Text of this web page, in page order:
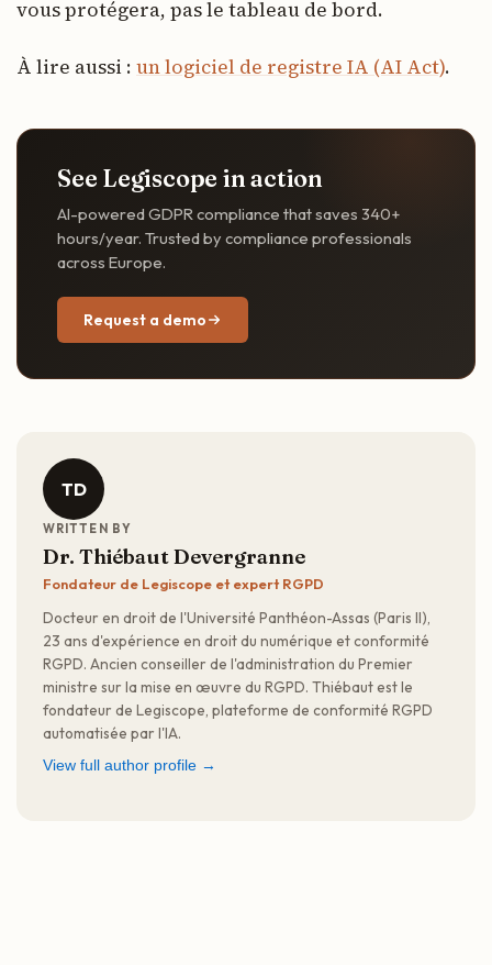
vous protégera, pas le tableau de bord.
À lire aussi : un logiciel de registre IA (AI Act).
See Legiscope in action
AI-powered GDPR compliance that saves 340+
hours/year. Trusted by compliance professionals
across Europe.
Request a demo
TD
WRITTEN BY
Dr. Thiébaut Devergranne
Fondateur de Legiscope et expert RGPD
Docteur en droit de l'Université Panthéon-Assas (Paris II),
23 ans d'expérience en droit du numérique et conformité
RGPD. Ancien conseiller de l'administration du Premier
ministre sur la mise en œuvre du RGPD. Thiébaut est le
fondateur de Legiscope, plateforme de conformité RGPD
automatisée par l'IA.
View full author profile →